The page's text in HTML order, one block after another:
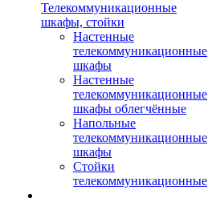
Телекоммуникационные
шкафы, стойки
Настенные
телекоммуникационные
шкафы
Настенные
телекоммуникационные
шкафы облегчённые
Напольные
телекоммуникационные
шкафы
Стойки
телекоммуникационные